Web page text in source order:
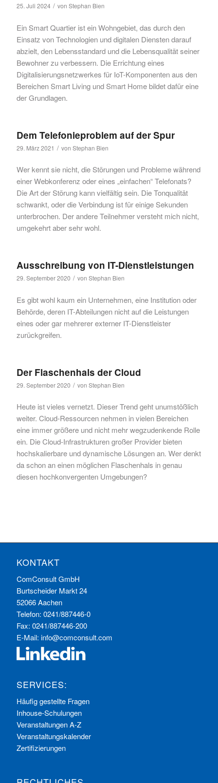
25. Juli 2024 / von Stephan Bien
Ein Smart Quartier ist ein Wohngebiet, das durch den
Einsatz von Technologien und digitalen Diensten darauf
abzielt, den Lebensstandard und die Lebensqualität seiner
Bewohner zu verbessern. Die Errichtung eines
Digitalisierungsnetzwerkes für IoT-Komponenten aus den
Bereichen Smart Living und Smart Home bildet dafür eine
der Grundlagen.
Dem Telefonieproblem auf der Spur
29. März 2021 / von Stephan Bien
Wer kennt sie nicht, die Störungen und Probleme während
einer Webkonferenz oder eines „einfachen“ Telefonats?
Die Art der Störung kann vielfältig sein. Die Tonqualität
schwankt, oder die Verbindung ist für einige Sekunden
unterbrochen. Der andere Teilnehmer versteht mich nicht,
umgekehrt aber sehr wohl.
Ausschreibung von IT-Dienstleistungen
29. September 2020 / von Stephan Bien
Es gibt wohl kaum ein Unternehmen, eine Institution oder
Behörde, deren IT-Abteilungen nicht auf die Leistungen
eines oder gar mehrerer externer IT-Dienstleister
zurückgreifen.
Der Flaschenhals der Cloud
29. September 2020 / von Stephan Bien
Heute ist vieles vernetzt. Dieser Trend geht unumstößlich
weiter. Cloud-Ressourcen nehmen in vielen Bereichen
eine immer größere und nicht mehr wegzudenkende Rolle
ein. Die Cloud-Infrastrukturen großer Provider bieten
hochskalierbare und dynamische Lösungen an. Wer denkt
da schon an einen möglichen Flaschenhals in genau
diesen hochkonvergenten Umgebungen?
KONTAKT
ComConsult GmbH
Burtscheider Markt 24
52066 Aachen
Telefon: 0241/887446-0
Fax: 0241/887446-200
E-Mail: info@comconsult.com
SERVICES:
Häufig gestellte Fragen
Inhouse-Schulungen
Veranstaltungen A-Z
Veranstaltungskalender
Zertifizierungen